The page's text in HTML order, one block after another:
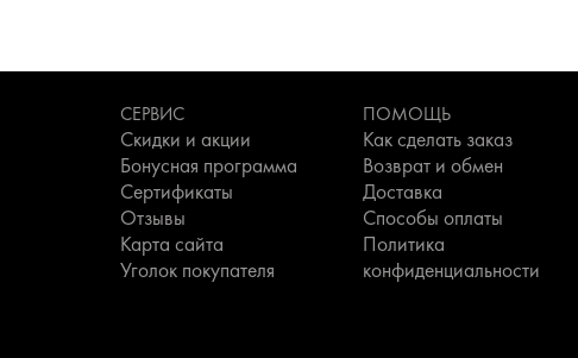
СЕРВИС
Скидки и акции
Бонусная программа
Сертификаты
Отзывы
Карта сайта
Уголок покупателя
ПОМОЩЬ
Как сделать заказ
Возврат и обмен
Доставка
Способы оплаты
Политика
конфиденциальности